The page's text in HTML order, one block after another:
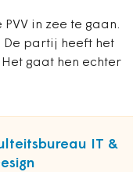
in zee te gaan.
De partij heeft het
gaat hen echter
IT &